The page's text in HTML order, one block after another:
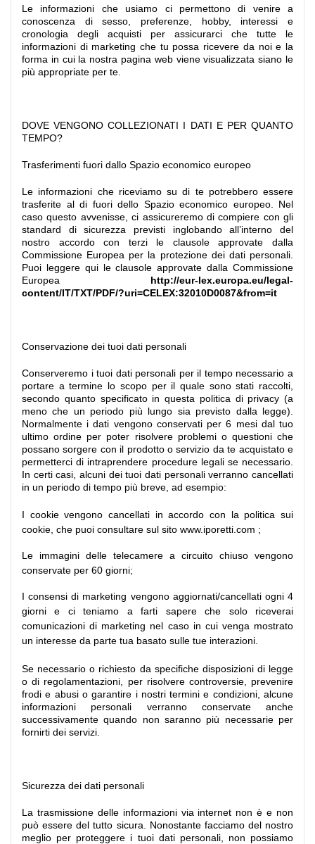
Le informazioni che usiamo ci permettono di venire a
conoscenza di sesso, preferenze, hobby, interessi e
cronologia degli acquisti per assicurarci che tutte le
informazioni di marketing che tu possa ricevere da noi e la
forma in cui la nostra pagina web viene visualizzata siano le
più appropriate per te.
DOVE VENGONO COLLEZIONATI I DATI E PER QUANTO
TEMPO?
Trasferimenti fuori dallo Spazio economico europeo
Le informazioni che riceviamo su di te potrebbero essere
trasferite al di fuori dello Spazio economico europeo. Nel
caso questo avvenisse, ci assicureremo di compiere con gli
standard di sicurezza previsti inglobando all’interno del
nostro accordo con terzi le clausole approvate dalla
Commissione Europea per la protezione dei dati personali.
Puoi leggere qui le clausole approvate dalla Commissione
Europea http://eur-lex.europa.eu/legal-
content/IT/TXT/PDF/?uri=CELEX:32010D0087&from=it
Conservazione dei tuoi dati personali
Conserveremo i tuoi dati personali per il tempo necessario a
portare a termine lo scopo per il quale sono stati raccolti,
secondo quanto specificato in questa politica di privacy (a
meno che un periodo più lungo sia previsto dalla legge).
Normalmente i dati vengono conservati per 6 mesi dal tuo
ultimo ordine per poter risolvere problemi o questioni che
possano sorgere con il prodotto o servizio da te acquistato e
permetterci di intraprendere procedure legali se necessario.
In certi casi, alcuni dei tuoi dati personali verranno cancellati
in un periodo di tempo più breve, ad esempio:
I cookie vengono cancellati in accordo con la politica sui
cookie, che puoi consultare sul sito www.iporetti.com ;
Le immagini delle telecamere a circuito chiuso vengono
conservate per 60 giorni;
I consensi di marketing vengono aggiornati/cancellati ogni 4
giorni e ci teniamo a farti sapere che solo riceverai
comunicazioni di marketing nel caso in cui venga mostrato
un interesse da parte tua basato sulle tue interazioni.
Se necessario o richiesto da specifiche disposizioni di legge
o di regolamentazioni, per risolvere controversie, prevenire
frodi e abusi o garantire i nostri termini e condizioni, alcune
informazioni personali verranno conservate anche
successivamente quando non saranno più necessarie per
fornirti dei servizi.
Sicurezza dei dati personali
La trasmissione delle informazioni via internet non è e non
può essere del tutto sicura. Nonostante facciamo del nostro
meglio per proteggere i tuoi dati personali, non possiamo